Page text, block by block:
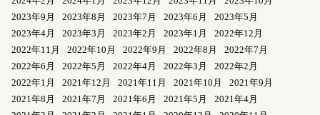
2023年9月
2023年8月 2023年7月 2023年6月
2023年5月
2023年4月
2023年3月 2023年2月 2023年1月
2022年12月
2022年11月
2022年10月 2022年9月 2022年8月
2022年7月
2022年6月
2022年5月 2022年4月 2022年3月
2022年2月
2022年1月
2021年12月 2021年11月 2021年10月
2021年9月
2021年8月
2021年7月 2021年6月 2021年5月
2021年4月